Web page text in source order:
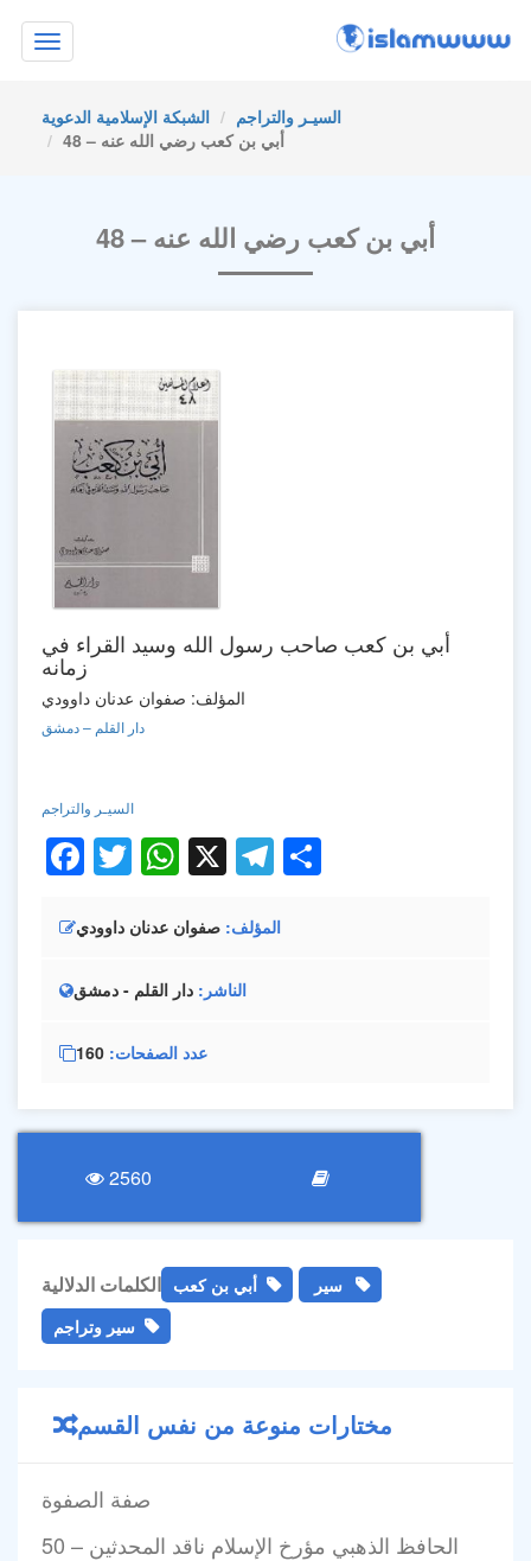
Toggle
navigation
الشبكة الإسلامية الدعوية
السيـر والتراجم
48 – أبي بن كعب رضي الله عنه
48 – أبي بن كعب رضي الله عنه
أبي بن كعب صاحب رسول الله وسيد القراء في
زمانه
المؤلف: صفوان عدنان داوودي
دار القلم – دمشق
السيـر والتراجم
Facebook
Twitter
WhatsApp
X Telegram
المؤلف صفوان عدنان داوودي
الناشر دار القلم - دمشق
عدد الصفحات 160
2560
الكلمات الدلالية أبي بن كعب
سير
سير وتراجم
مختارات منوعة من نفس القسم
صفة الصفوة
50 – الحافظ الذهبي مؤرخ الإسلام ناقد المحدثين